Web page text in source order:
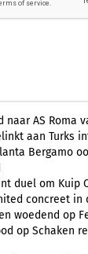
naar AS Roma
aan Turks
Bergamo
duel om Kuip
concreet in
woedend op
op Schaken